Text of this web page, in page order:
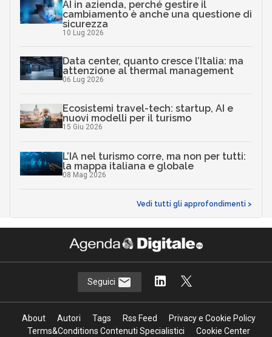
AI in azienda, perché gestire il
cambiamento è anche una questione di
sicurezza
10 Lug 2026
Data center, quanto cresce l’Italia: ma
attenzione al thermal management
06 Lug 2026
Ecosistemi travel-tech: startup, AI e
nuovi modelli per il turismo
15 Giu 2026
L’IA nel turismo corre, ma non per tutti:
la mappa italiana e globale
08 Mag 2026
Vedi tutti gli approfondimenti >
Seguici
About Autori Tags Rss Feed
Privacy e Cookie Policy
Terms&Conditions Contenuti Specialistici
Cookie Center